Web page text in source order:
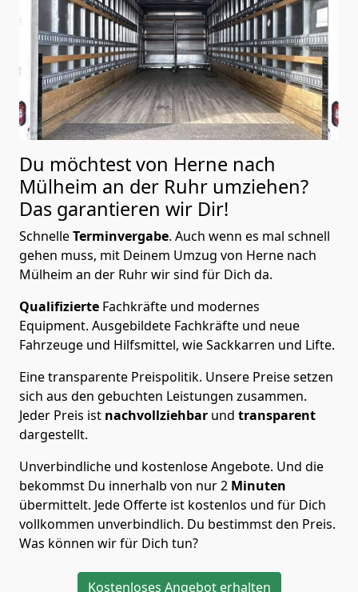
Du möchtest von Herne nach
Mülheim an der Ruhr umziehen?
Das garantieren wir Dir!
SchnelleTerminvergabe. Auch wenn es mal schnell
gehen muss, mit Deinem Umzug von Herne nach
Mülheim an der Ruhr wir sind für Dich da.
Qualifizierte Fachkräfte und modernes
Equipment. Ausgebildete Fachkräfte und neue
Fahrzeuge und Hilfsmittel, wie Sackkarren und Lifte.
Eine transparente Preispolitik. Unsere Preise setzen
sich aus den gebuchten Leistungen zusammen.
Jeder Preis ist nachvollziehbar und transparent
dargestellt.
Unverbindliche und kostenlose Angebote. Und die
bekommst Du innerhalb von nur2 Minuten
übermittelt. Jede Offerte ist kostenlos und für Dich
vollkommen unverbindlich. Du bestimmst den Preis.
Was können wir für Dich tun?
Kostenloses Angebot erhalten